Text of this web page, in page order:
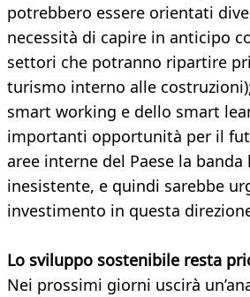
potrebbero essere orientati
necessità di capire in anticipo
settori che potranno ripartire
turismo interno alle
smart working e dello smart
importanti opportunità per il
aree interne del Paese la banda
inesistente, e quindi sarebbe
investimento in questa
Lo sviluppo sostenibile resta
Nei prossimi giorni uscirà